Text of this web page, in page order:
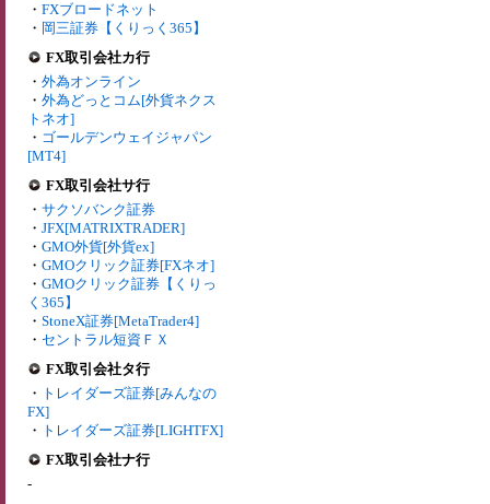
・ FXブロードネット
・ 岡三証券【くりっく365】
FX取引会社カ行
・ 外為オンライン
・ 外為どっとコム[外貨ネクス
トネオ]
・ ゴールデンウェイジャパン
[MT4]
FX取引会社サ行
・ サクソバンク証券
・ JFX[MATRIXTRADER]
・ GMO外貨[外貨ex]
・ GMOクリック証券[FXネオ]
・ GMOクリック証券【くりっ
く365】
・ StoneX証券[MetaTrader4]
・ セントラル短資ＦＸ
FX取引会社タ行
・ トレイダーズ証券[みんなの
FX]
・ トレイダーズ証券[LIGHTFX]
FX取引会社ナ行
-